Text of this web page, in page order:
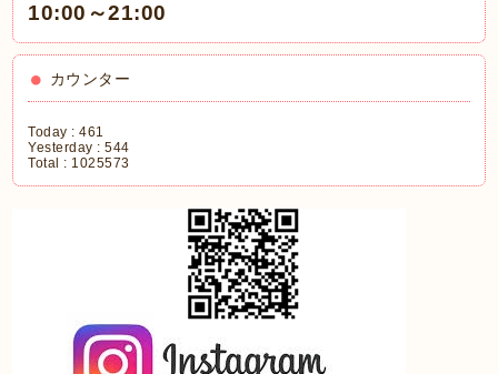
10:00～21:00
カウンター
Today :461
Yesterday :544
Total : 1025573